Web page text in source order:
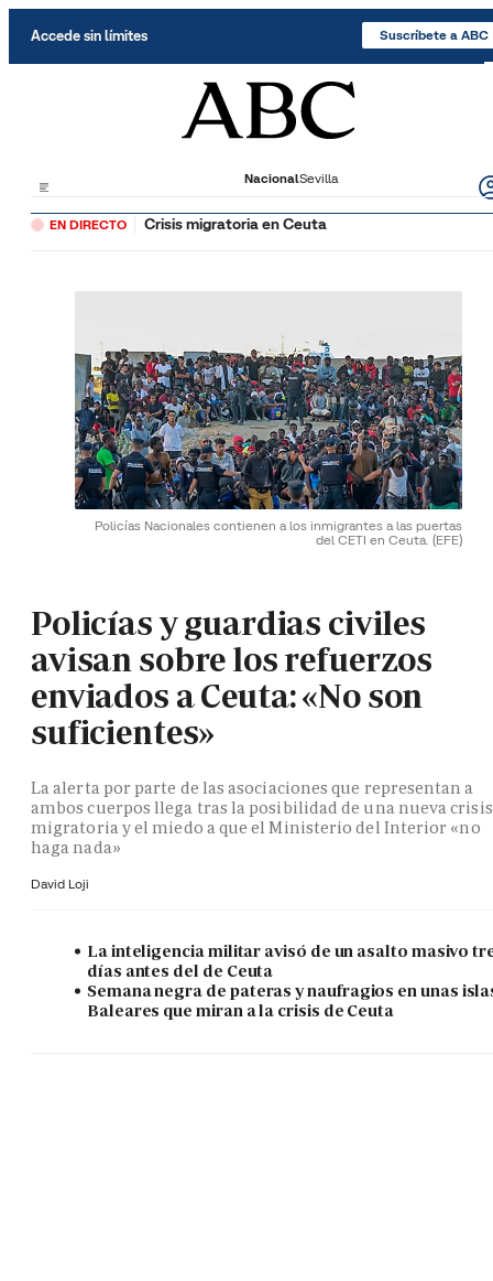
Accede sin límites Suscríbete a ABC
NacionalSevilla
EN DIRECTO Crisis migratoria en Ceuta
Policías Nacionales contienen a los inmigrantes a las puertas
del CETI en Ceuta. (EFE)
Policías y guardias civiles
avisan sobre los refuerzos
enviados a Ceuta: «No son
suficientes»
La alerta por parte de las asociaciones que representan a
ambos cuerpos llega tras la posibilidad de una nueva crisis
migratoria y el miedo a que el Ministerio del Interior «no
haga nada»
David Loji
La inteligencia militar avisó de un asalto masivo
días antes del de Ceuta
Semana negra de pateras y naufragios en unas
Baleares que miran a la crisis de Ceuta